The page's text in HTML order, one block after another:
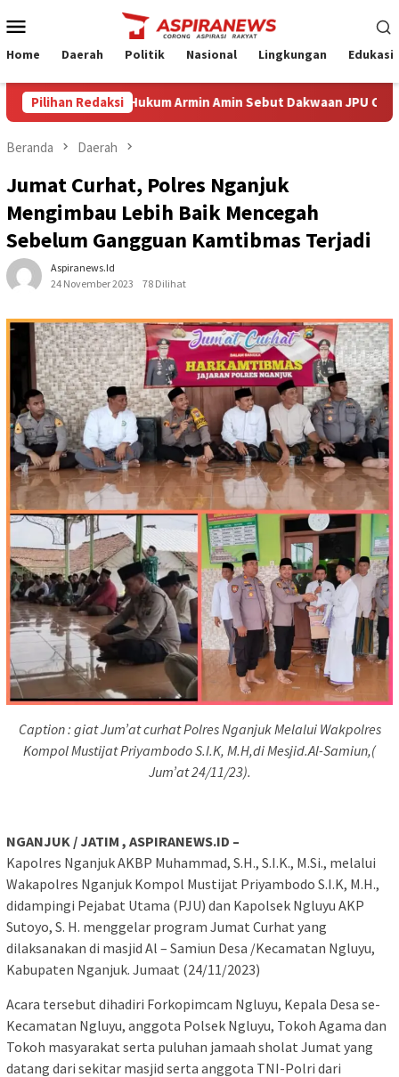
ke
Mobile
Home Daerah Politik Nasional Lingkungan Edukasi
Pilihan Redaksi
Kuasa Hukum Armin Amin Sebut Dakwaan JPU Cacat
Beranda Daerah
Jumat Curhat, Polres Nganjuk
Mengimbau Lebih Baik Mencegah
Sebelum Gangguan Kamtibmas Terjadi
Aspiranews.id
24 November 2023
78 Dilihat
Caption : giat Jum’at curhat Polres Nganjuk Melalui Wakpolres
Kompol Mustijat Priyambodo S.I.K, M.H,di Mesjid.Al-Samiun,(
Jum’at 24/11/23).
NGANJUK / JATIM , ASPIRANEWS.ID –
Kapolres Nganjuk AKBP Muhammad, S.H., S.I.K., M.Si., melalui
Wakapolres Nganjuk Kompol Mustijat Priyambodo S.I.K, M.H.,
didampingi Pejabat Utama (PJU) dan Kapolsek Ngluyu AKP
Sutoyo, S. H. menggelar program Jumat Curhat yang
dilaksanakan di masjid Al – Samiun Desa /Kecamatan Ngluyu,
Kabupaten Nganjuk. Jumaat (24/11/2023)
Acara tersebut dihadiri Forkopimcam Ngluyu, Kepala Desa se-
Kecamatan Ngluyu, anggota Polsek Ngluyu, Tokoh Agama dan
Tokoh masyarakat serta puluhan jamaah sholat Jumat yang
datang dari sekitar masjid serta anggota TNI-Polri dari